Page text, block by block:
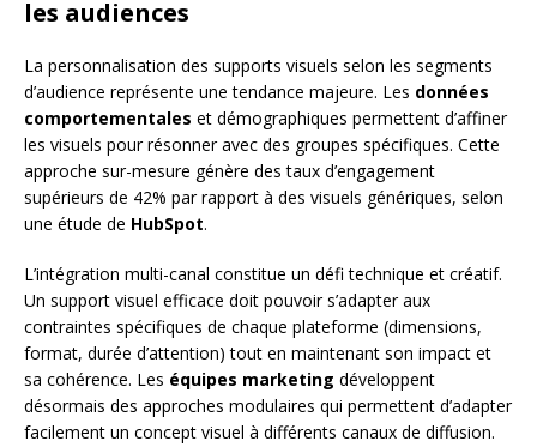
les audiences
La personnalisation des supports visuels selon les segments
d’audience représente une tendance majeure. Les données
comportementales et démographiques permettent d’affiner
les visuels pour résonner avec des groupes spécifiques. Cette
approche sur-mesure génère des taux d’engagement
supérieurs de 42% par rapport à des visuels génériques, selon
une étude de HubSpot.
L’intégration multi-canal constitue un défi technique et créatif.
Un support visuel efficace doit pouvoir s’adapter aux
contraintes spécifiques de chaque plateforme (dimensions,
format, durée d’attention) tout en maintenant son impact et
sa cohérence. Les équipes marketing développent
désormais des approches modulaires qui permettent d’adapter
facilement un concept visuel à différents canaux de diffusion.